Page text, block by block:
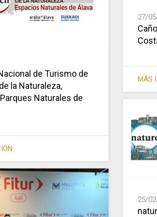
27/
MÁS
de Turismo de
la Naturaleza,
Naturales de
25/